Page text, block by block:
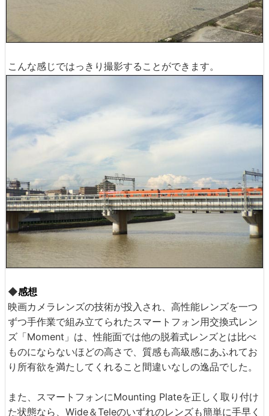
こんな感じではっきり撮影することができます。
◆感想
映画カメラレンズの技術が投入され、高性能レンズを一つ
ずつ手作業で組み立てられたスマートフォン用交換式レン
ズ「Moment」は、性能面では他の脱着式レンズとは比べ
ものにならないほどの高さで、質感も高級感にあふれてお
り所有欲を満たしてくれること間違いなしの逸品でした。
また、スマートフォンにMounting Plateを正しく取り付け
た状態なら、Wide＆Teleのいずれのレンズも簡単に手早く